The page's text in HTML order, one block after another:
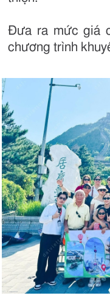
Đưa ra mức giá
chương trình